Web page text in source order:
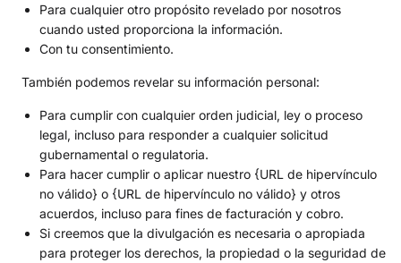
Para cualquier otro propósito revelado por nosotros
cuando usted proporciona la información.
Con tu consentimiento.
También podemos revelar su información personal:
Para cumplir con cualquier orden judicial, ley o proceso
legal, incluso para responder a cualquier solicitud
gubernamental o regulatoria.
Para hacer cumplir o aplicar nuestro {URL de hipervínculo
no válido} o {URL de hipervínculo no válido} y otros
acuerdos, incluso para fines de facturación y cobro.
Si creemos que la divulgación es necesaria o apropiada
para proteger los derechos, la propiedad o la seguridad de